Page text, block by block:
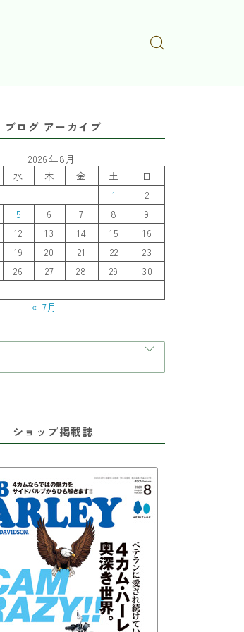
ブログ アーカイブ
2026年8月
水 木 金 土
日
1
2
5 6 7 8
9
12 13 14 15
16
19 20 21 22
23
26 27 28 29
30
« 7月
ショップ掲載誌